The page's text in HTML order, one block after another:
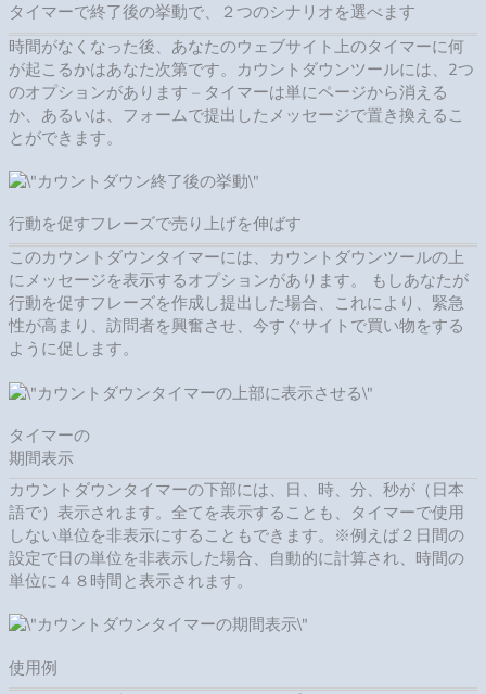
タイマーで終了後の挙動で、２つのシナリオを選べます
時間がなくなった後、あなたのウェブサイト上のタイマーに何
が起こるかはあなた次第です。カウントダウンツールには、2つ
のオプションがあります – タイマーは単にページから消える
か、あるいは、フォームで提出したメッセージで置き換えるこ
とができます。
行動を促すフレーズで売り上げを伸ばす
このカウントダウンタイマーには、カウントダウンツールの上
にメッセージを表示するオプションがあります。 もしあなたが
行動を促すフレーズを作成し提出した場合、これにより、緊急
性が高まり、訪問者を興奮させ、今すぐサイトで買い物をする
ように促します。
タイマーの
期間表示
カウントダウンタイマーの下部には、日、時、分、秒が（日本
語で）表示されます。全てを表示することも、タイマーで使用
しない単位を非表示にすることもできます。※例えば２日間の
設定で日の単位を非表示した場合、自動的に計算され、時間の
単位に４８時間と表示されます。
使用例